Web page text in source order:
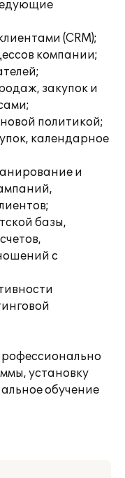
(CRM);
компании;
закупок и
политикой;
календарное
и
базы,
с
установку
обучение